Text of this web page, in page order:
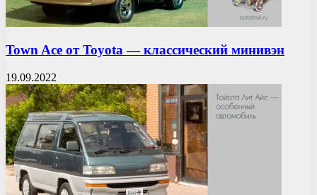
Town Ace от Toyota — классический минивэн
19.09.2022